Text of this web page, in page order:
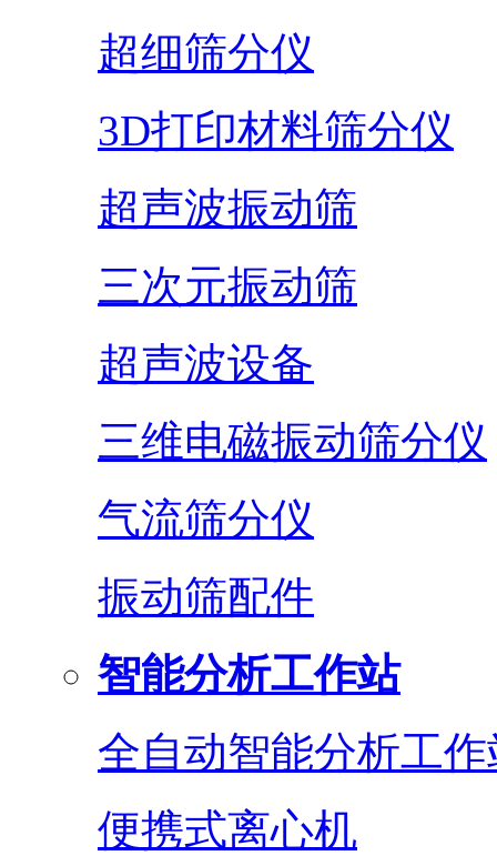
超细筛分仪
3D打印材料筛分仪
超声波振动筛
三次元振动筛
超声波设备
三维电磁振动筛分仪
气流筛分仪
振动筛配件
智能分析工作站
全自动智能分析工作
便携式离心机